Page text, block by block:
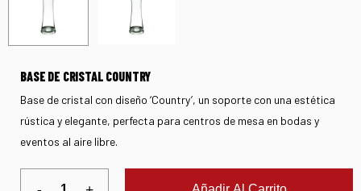
BASE DE CRISTAL COUNTRY
Base de cristal con diseño ‘Country’, un soporte con una estética
rústica y elegante, perfecta para centros de mesa en bodas y
eventos al aire libre.